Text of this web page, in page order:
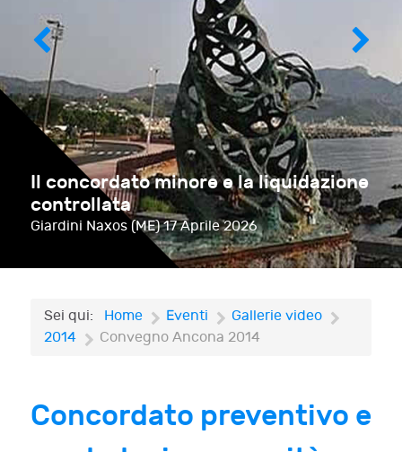
Il concordato minore e la liquidazione
controllata
Giardini Naxos (ME) 17 Aprile 2026
Sei qui: Home Eventi
Gallerie video
2014
Convegno Ancona 2014
Concordato preventivo e